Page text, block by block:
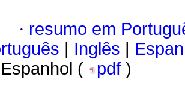
· resumo em
Inglês
(
pdf )